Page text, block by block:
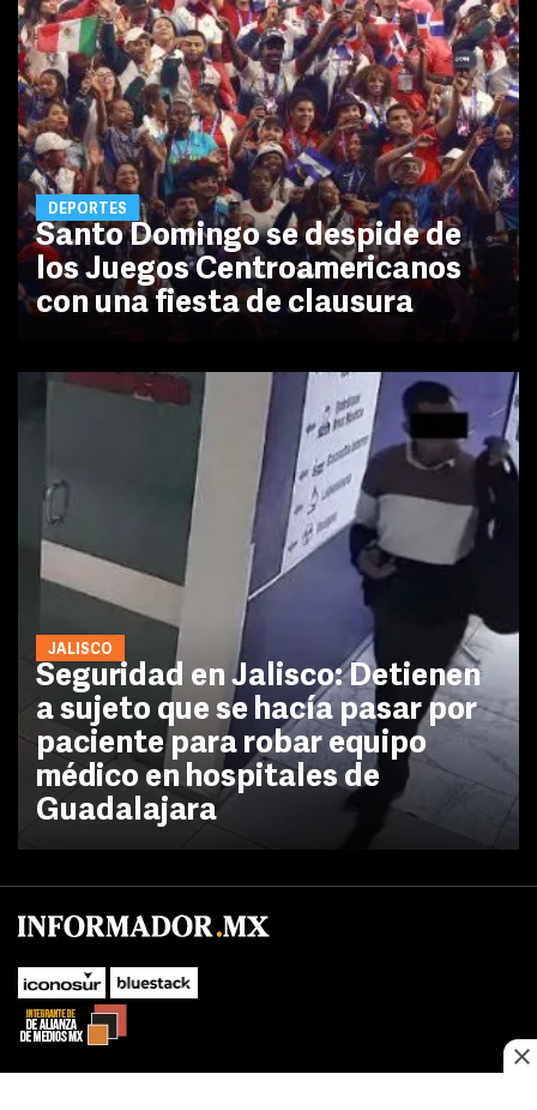
DEPORTES
Santo Domingo se despide de
los Juegos Centroamericanos
con una fiesta de clausura
JALISCO
Seguridad en Jalisco: Detienen
a sujeto que se hacía pasar por
paciente para robar equipo
médico en hospitales de
Guadalajara